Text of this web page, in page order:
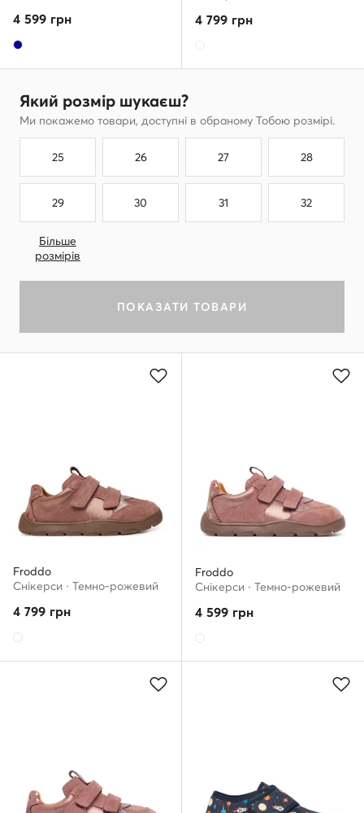
4 599 грн 4 799 грн
Який розмір шукаєш?
Ми покажемо товари, доступні в обраному Тобою розмірі.
25 26 27 28
29 30 31 32
Більше
розмірів
ПОКАЗАТИ ТОВАРИ
Froddo
Снікерcи · Темно-рожевий
4 799 грн
Froddo
Снікерcи · Темно-рожевий
4 599 грн